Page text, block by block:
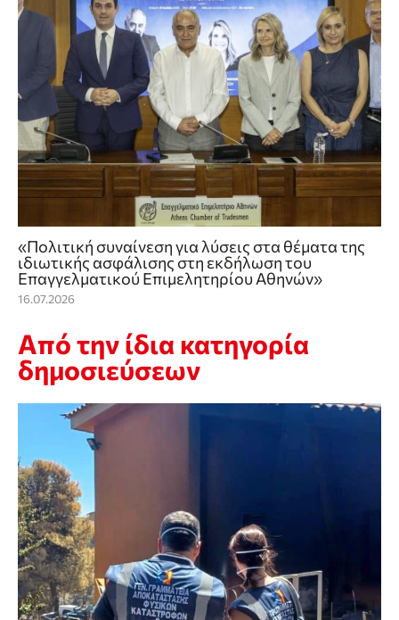
«Πολιτική συναίνεση για λύσεις στα θέματα της
ιδιωτικής ασφάλισης στη εκδήλωση του
Επαγγελματικού Επιμελητηρίου Αθηνών»
16.07.2026
Από την ίδια κατηγορία
δημοσιεύσεων